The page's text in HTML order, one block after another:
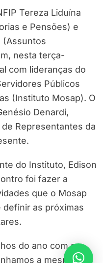
Tereza Liduína
e Pensões) e
(Assuntos
nesta terça-
com lideranças do
Públicos
(Instituto Mosap). O
Denardi,
Representantes da
do Instituto, Edison
foi fazer a
que o Mosap
as próximas
do ano com as
a mesma